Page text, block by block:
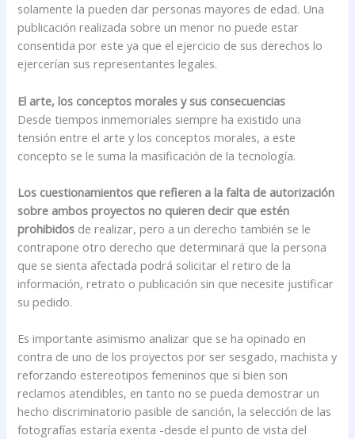
solamente la pueden dar personas mayores de edad. Una
publicación realizada sobre un menor no puede estar
consentida por este ya que el ejercicio de sus derechos lo
ejercerían sus representantes legales.
El arte, los conceptos morales y sus consecuencias
Desde tiempos inmemoriales siempre ha existido una
tensión entre el arte y los conceptos morales, a este
concepto se le suma la masificación de la tecnología.
Los cuestionamientos que refieren a la falta de autorización
sobre ambos proyectos no quieren decir que estén
prohibidos de realizar, pero a un derecho también se le
contrapone otro derecho que determinará que la persona
que se sienta afectada podrá solicitar el retiro de la
información, retrato o publicación sin que necesite justificar
su pedido.
Es importante asimismo analizar que se ha opinado en
contra de uno de los proyectos por ser sesgado, machista y
reforzando estereotipos femeninos que si bien son
reclamos atendibles, en tanto no se pueda demostrar un
hecho discriminatorio pasible de sanción, la selección de las
fotografías estaría exenta -desde el punto de vista del